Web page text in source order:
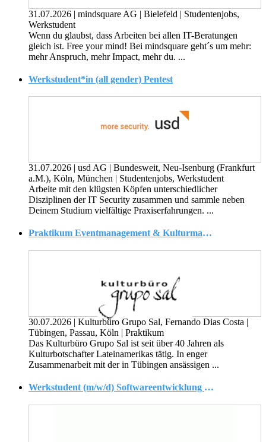
31.07.2026 | mindsquare AG | Bielefeld | Studentenjobs,
Werkstudent
Wenn du glaubst, dass Arbeiten bei allen IT-Beratungen
gleich ist. Free your mind! Bei mindsquare geht´s um mehr:
mehr Anspruch, mehr Impact, mehr du. ...
Werkstudent*in (all gender) Pentest
31.07.2026 | usd AG | Bundesweit, Neu-Isenburg (Frankfurt
a.M.), Köln, München | Studentenjobs, Werkstudent
Arbeite mit den klügsten Köpfen unterschiedlicher
Disziplinen der IT Security zusammen und sammle neben
Deinem Studium vielfältige Praxiserfahrungen. ...
Praktikum Eventmanagement & Kulturmanagement (m/w/d)
30.07.2026 | Kulturbüro Grupo Sal, Fernando Dias Costa |
Tübingen, Passau, Köln | Praktikum
Das Kulturbüro Grupo Sal ist seit über 40 Jahren als
Kulturbotschafter Lateinamerikas tätig. In enger
Zusammenarbeit mit der in Tübingen ansässigen ...
Werkstudent (m/w/d) Softwareentwicklung | Python | APIs | Digitalisierung